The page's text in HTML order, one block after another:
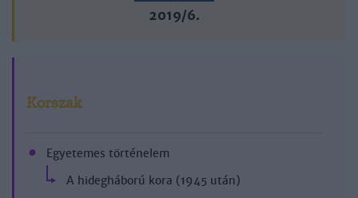
2019/6.
Korszak
Egyetemes történelem
A hidegháború kora (1945 után)